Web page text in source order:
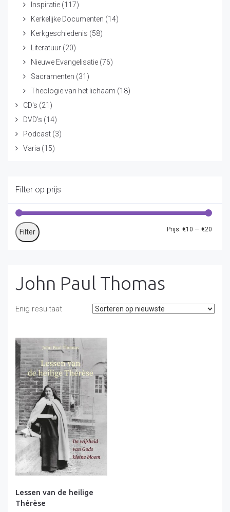
Inspiratie (117)
Kerkelijke Documenten (14)
Kerkgeschiedenis (58)
Literatuur (20)
Nieuwe Evangelisatie (76)
Sacramenten (31)
Theologie van het lichaam (18)
CD's (21)
DVD's (14)
Podcast (3)
Varia (15)
Filter op prijs
Filter Prijs: €10 — €20
John Paul Thomas
Enig resultaat
Lessen van de heilige
Thérèse